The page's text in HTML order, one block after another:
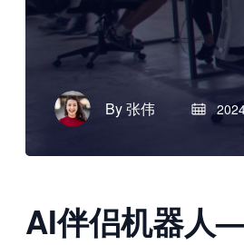
By张伟
AI伴侣机器人